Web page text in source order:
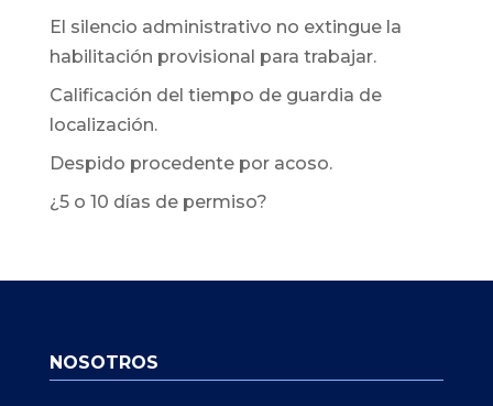
El silencio administrativo no extingue la
habilitación provisional para trabajar.
Calificación del tiempo de guardia de
localización.
Despido procedente por acoso.
¿5 o 10 días de permiso?
NOSOTROS